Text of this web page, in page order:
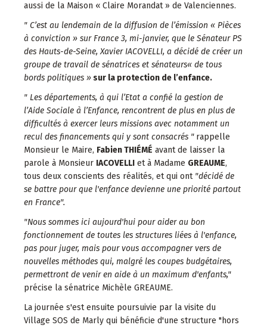
aussi de la Maison « Claire Morandat » de Valenciennes.
" C’est au lendemain de la diffusion de l’émission « Pièces
à conviction » sur France 3, mi-janvier, que le Sénateur PS
des Hauts-de-Seine, Xavier IACOVELLI, a décidé de créer un
groupe de travail de sénatrices et sénateurs« de tous
bords politiques »sur la protection de l’enfance.
" Les départements, à qui l’Etat a confié la gestion de
l’Aide Sociale à l’Enfance, rencontrent de plus en plus de
difficultés à exercer leurs missions avec notamment un
recul des financements qui y sont consacrés " rappelle
Monsieur le Maire, Fabien THIÉMÉ avant de laisser la
parole à Monsieur IACOVELLI et à Madame GREAUME,
tous deux conscients des réalités, et qui ont "décidé de
se battre pour que l'enfance devienne une priorité partout
en France".
"Nous sommes ici aujourd'hui pour aider au bon
fonctionnement de toutes les structures liées à l'enfance,
pas pour juger, mais pour vous accompagner vers de
nouvelles méthodes qui, malgré les coupes budgétaires,
permettront de venir en aide à un maximum d'enfants,"
précise la sénatrice Michèle GREAUME.
La journée s'est ensuite poursuivie par la visite du
Village SOS de Marly qui bénéficie d'une structure "hors